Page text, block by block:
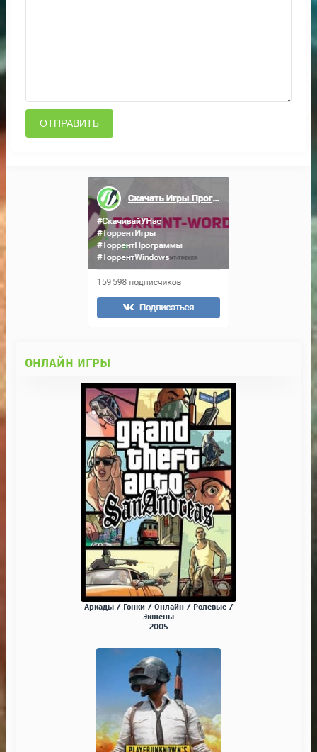
ОТПРАВИТЬ
ОНЛАЙН ИГРЫ
Аркады / Гонки / Онлайн / Ролевые /
Экшены
2005